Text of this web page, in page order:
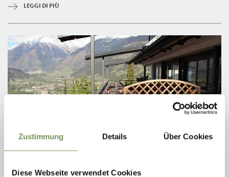
Zustimmung Details Über Cookies
Diese Webseite verwendet Cookies
venerdì
domenica
17:00 - 01:00
LEGGI DI PIÙ